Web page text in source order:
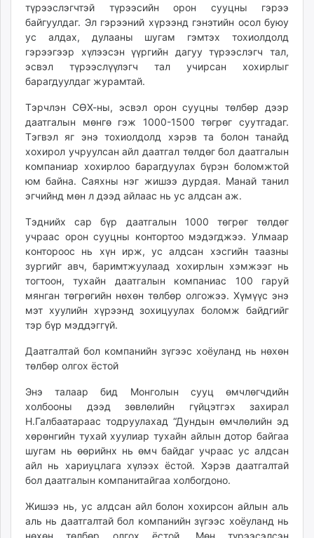
түрээслэгчтэй түрээсийн орон сууцны гэрээ
байгуулдаг. Эл гэрээний хүрээнд гэнэтийн осол буюу
ус алдах, дулааны шугам гэмтэх тохиолдолд
гэрээгээр хүлээсэн үүргийн дагуу түрээслэгч тал,
эсвэл түрээслүүлэгч тал учирсан хохирлыг
барагдуулдаг журамтай.
Тэрчлэн СӨХ-ны, эсвэл орон сууцны төлбөр дээр
даатгалын мөнгө гэж 1000-1500 төгрөг суутгадаг.
Тэгвэл яг энэ тохиолдолд хэрэв та болон танайд
хохирол учруулсан айл даатгал төлдөг бол даатгалын
компаниар хохирлоо барагдуулах бүрэн боломжтой
юм байна. Саяхны нэг жишээ дурдая. Манай танил
эгчийнд мөн л дээд айлаас нь ус алдсан аж.
Тэднийх сар бүр даатгалын 1000 төгрөг төлдөг
учраас орон сууцны контортоо мэдэгджээ. Улмаар
контороос нь хүн ирж, ус алдсан хэсгийн таазны
зургийг авч, баримтжуулаад хохирлын хэмжээг нь
тогтоон, тухайн даатгалын компаниас 100 гаруй
мянган төгрөгийн нөхөн төлбөр олгожээ. Хүмүүс энэ
мэт хуулийн хүрээнд зохицуулах боломж байдгийг
тэр бүр мэддэггүй.
Даатгалтай бол компанийн зүгээс хоёуланд нь нөхөн
төлбөр олгох ёстой
Энэ талаар бид Монголын сууц өмчлөгчдийн
холбооны дээд зөвлөлийн гүйцэтгэх захирал
Н.Галбаатараас тодруулахад “Дундын өмчлөлийн эд
хөрөнгийн тухай хуулиар тухайн айлын дотор байгаа
шугам нь өөрийнх нь өмч байдаг учраас ус алдсан
айл нь хариуцлага хүлээх ёстой. Хэрэв даатгалтай
бол даатгалын компанитайгаа холбогдоно.
Жишээ нь, ус алдсан айл болон хохирсон айлын аль
аль нь даатгалтай бол компанийн зүгээс хоёуланд нь
нөхөн төлбөр олгох ёстой. Мөн түрээсэлсэн